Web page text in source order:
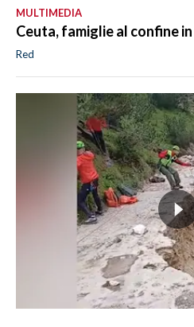
MULTIMEDIA
Ceuta, famiglie al confine
Red